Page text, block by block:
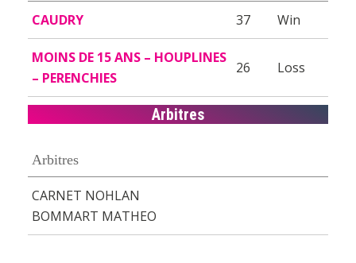
CAUDRY 37 Win
MOINS DE 15 ANS – HOUPLINES
– PERENCHIES
26 Loss
Arbitres
Arbitres
CARNET NOHLAN
BOMMART MATHEO